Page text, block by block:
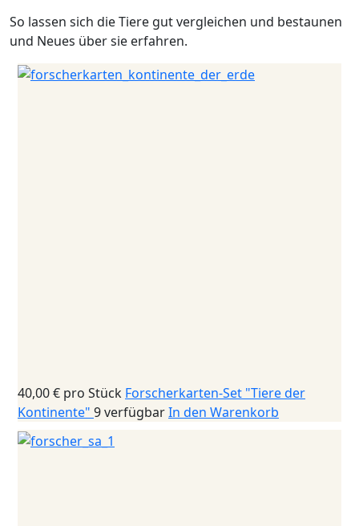
So lassen sich die Tiere gut vergleichen und bestaunen
und Neues über sie erfahren.
40,00 € pro Stück Forscherkarten-Set "Tiere der
Kontinente" 9 verfügbarIn den Warenkorb